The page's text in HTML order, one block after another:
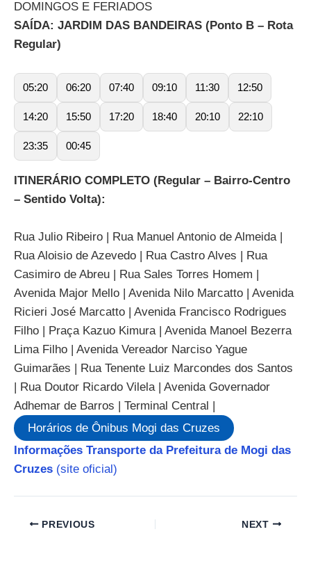
DOMINGOS E FERIADOS
SAÍDA: JARDIM DAS BANDEIRAS (Ponto B – Rota
Regular)
05:20 06:20 07:40 09:10 11:30 12:50
14:20 15:50 17:20 18:40 20:10 22:10
23:35 00:45
ITINERÁRIO COMPLETO (Regular – Bairro-Centro
– Sentido Volta):
Rua Julio Ribeiro | Rua Manuel Antonio de Almeida |
Rua Aloisio de Azevedo | Rua Castro Alves | Rua
Casimiro de Abreu | Rua Sales Torres Homem |
Avenida Major Mello | Avenida Nilo Marcatto | Avenida
Ricieri José Marcatto | Avenida Francisco Rodrigues
Filho | Praça Kazuo Kimura | Avenida Manoel Bezerra
Lima Filho | Avenida Vereador Narciso Yague
Guimarães | Rua Tenente Luiz Marcondes dos Santos
| Rua Doutor Ricardo Vilela | Avenida Governador
Adhemar de Barros | Terminal Central |
Horários de Ônibus Mogi das Cruzes
Informações Transporte da Prefeitura de Mogi das
Cruzes (site oficial)
PREVIOUS NEXT